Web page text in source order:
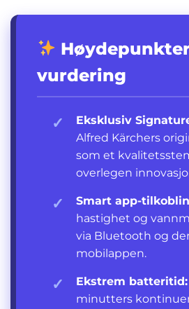
vurdering
✓ Eksklusiv
Alfred Kärchers
som et
overlegen
✓ Smart app-
hastighet og
via Bluetooth og
mobilappen.
✓ Ekstrem batteritid:
minutters